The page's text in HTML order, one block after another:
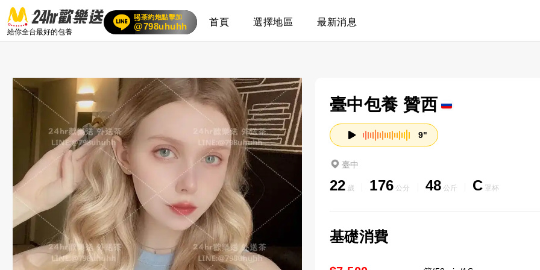
給你全台最好的包養
喝茶約炮點擊加
賴
24小時客服在線
@798uhuhh 首頁 選擇地區 最新消息
臺中包養 贊西
9"
臺中
22 歲 176 公分 48 公斤 C 罩杯
基礎消費